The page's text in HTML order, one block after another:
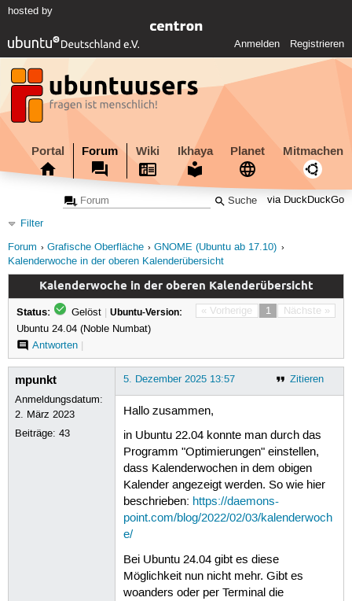
hosted by
Anmelden Registrieren
Portal Forum Wiki Ikhaya Planet Mitmachen
via DuckDuckGo
Filter
Forum
Grafische Oberfläche
GNOME (Ubuntu ab 17.10)
Kalenderwoche in der oberen Kalenderübersicht
Kalenderwoche in der oberen Kalenderübersicht
« Vorherige 1 Nächste »
Status: Gelöst | Ubuntu-Version:
Ubuntu 24.04 (Noble Numbat)
Antworten|
mpunkt
Anmeldungsdatum:
2. März 2023
Beiträge:43
Zitieren
5. Dezember 2025 13:57
Hallo zusammen,
in Ubuntu 22.04 konnte man durch das
Programm "Optimierungen" einstellen,
dass Kalenderwochen in dem obigen
Kalender angezeigt werden. So wie hier
beschrieben: https://daemons-
point.com/blog/2022/02/03/kalenderwoch
e/
Bei Ubuntu 24.04 gibt es diese
Möglichkeit nun nicht mehr. Gibt es
woanders oder per Terminal die